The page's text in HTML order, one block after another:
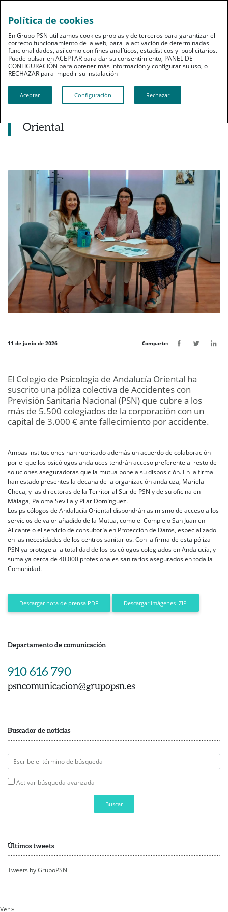
Noticias destacadas
PSN protege ante Accidentes a los más
Oriental
11 de junio de 2026 Comparte:
El Colegio de Psicología de Andalucía Oriental ha
suscrito una póliza colectiva de Accidentes con
Previsión Sanitaria Nacional (PSN) que cubre a los
más de 5.500 colegiados de la corporación con un
capital de 3.000 € ante fallecimiento por accidente.
Ambas instituciones han rubricado además un acuerdo de colaboración
por el que los psicólogos andaluces tendrán acceso preferente al resto de
soluciones aseguradoras que la mutua pone a su disposición. En la firma
han estado presentes la decana de la organización andaluza, Mariela
Checa, y las directoras de la Territorial Sur de PSN y de su oficina en
Málaga, Paloma Sevilla y Pilar Domínguez.
Los psicólogos de Andalucía Oriental dispondrán asimismo de acceso a los
servicios de valor añadido de la Mutua, como el Complejo San Juan en
Alicante o el servicio de consultoría en Protección de Datos, especializado
en las necesidades de los centros sanitarios. Con la firma de esta póliza
PSN ya protege a la totalidad de los psicólogos colegiados en Andalucía, y
suma ya cerca de 40.000 profesionales sanitarios asegurados en toda la
Comunidad.
Descargar nota de prensa PDF Descargar imágenes .ZIP
Departamento de comunicación
910 616 790
psncomunicacion@grupopsn.es
Buscador de noticias
Activar búsqueda avanzada
Buscar
Últimos tweets
Tweets by GrupoPSN
Ver »
Política de cookies
En Grupo PSN utilizamos cookies propias y de terceros para garantizar el
correcto funcionamiento de la web, para la activación de determinadas
funcionalidades, así como con fines analíticos, estadísticos y publicitarios.
Puede pulsar en ACEPTAR para dar su consentimiento, PANEL DE
CONFIGURACIÓN para obtener más información y configurar su uso, o
RECHAZAR para impedir su instalación​​​​​​​
Aceptar Configuración Rechazar